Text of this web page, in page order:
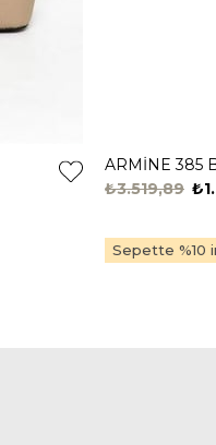
ARMİNE 385
₺3.519,89
Sepette %10